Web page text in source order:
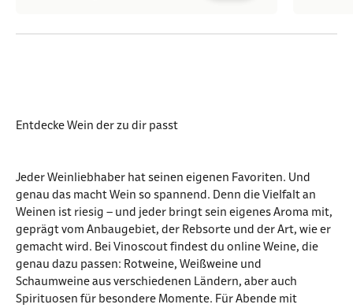
Entdecke Wein der zu dir passt
Jeder Weinliebhaber hat seinen eigenen Favoriten. Und
genau das macht Wein so spannend. Denn die Vielfalt an
Weinen ist riesig – und jeder bringt sein eigenes Aroma mit,
geprägt vom Anbaugebiet, der Rebsorte und der Art, wie er
gemacht wird. Bei Vinoscout findest du online Weine, die
genau dazu passen: Rotweine, Weißweine und
Schaumweine aus verschiedenen Ländern, aber auch
Spirituosen für besondere Momente. Für Abende mit